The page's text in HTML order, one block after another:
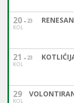
20
KOL
23
21
KOL
23
29
KOL